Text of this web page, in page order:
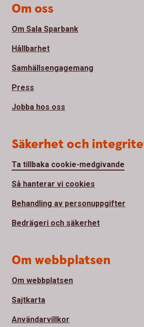
Om oss
Om Sala Sparbank
Hållbarhet
Samhällsengagemang
Press
Jobba hos oss
Säkerhet och
Ta tillbaka cookie-medgivande
Så hanterar vi cookies
Behandling av personuppgifter
Bedrägeri och säkerhet
Om webbplatsen
Om webbplatsen
Sajtkarta
Användarvillkor